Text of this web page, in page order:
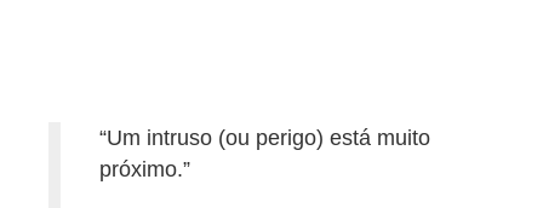
“Um intruso (ou perigo) está muito
próximo.”